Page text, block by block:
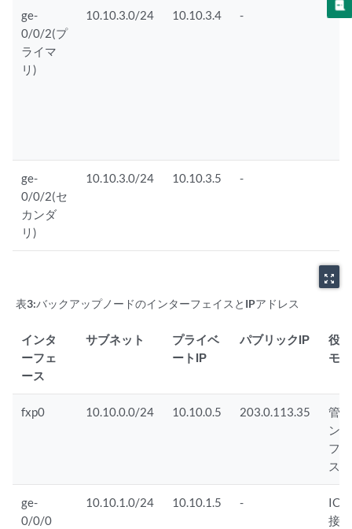
ge-
0/0/2(プ
ライマ
リ)
10.10.3.0/24 10.10.3.4 -
ge-
0/0/2(セ
カンダ
リ)
10.10.3.0/24 10.10.3.5 -
zoom_out_map
表3:バックアップノードのインターフェイスとIPアドレス
インタ
ーフェ
ース
サブネット
プライベ
ートIP
パブリックIP
役
モ
fxp0 10.10.0.0/24 10.10.0.5 203.0.113.35
管
ン
フ
ス
ge-
0/0/0
10.10.1.0/24 10.10.1.5 -
ICL
接続